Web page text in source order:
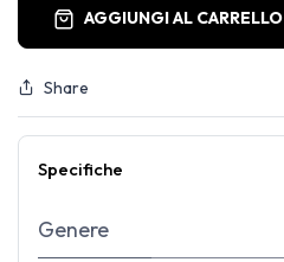
AGGIUNGI AL CARRELLO
Share
Specifiche
Genere